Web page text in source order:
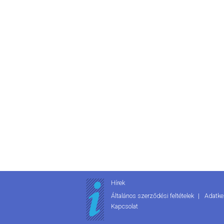
Hírek
Általános szerződési feltételek
Kapcsolat